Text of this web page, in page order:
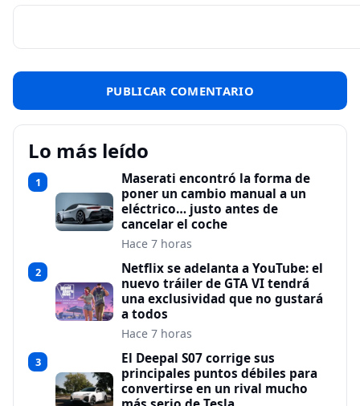
Lo más leído
1
Maserati encontró la forma de
poner un cambio manual a un
eléctrico… justo antes de
cancelar el coche
Hace 7 horas
2
Netflix se adelanta a YouTube: el
nuevo tráiler de GTA VI tendrá
una exclusividad que no gustará
a todos
Hace 7 horas
3
El Deepal S07 corrige sus
principales puntos débiles para
convertirse en un rival mucho